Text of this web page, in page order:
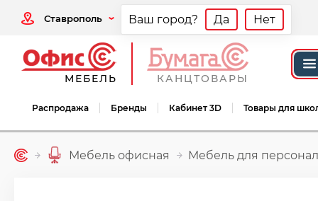
Ставрополь Ваш город? Да Нет
МЕБЕЛЬ КАНЦТОВАРЫ
Распродажа Бренды Кабинет 3D Товары для
Мебель офисная Мебель для